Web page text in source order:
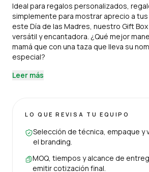
Ideal para regalos personalizados,
simplemente para mostrar aprecio a
este Día de las Madres, nuestro Gift
versátil y encantadora. ¿Qué mejor
mamá que con una taza que lleva su
especial?
Leer más
LO QUE REVISA TU EQUIPO
Selección de técnica, empaque y
el branding.
MOQ, tiempos y alcance de
emitir cotización final.